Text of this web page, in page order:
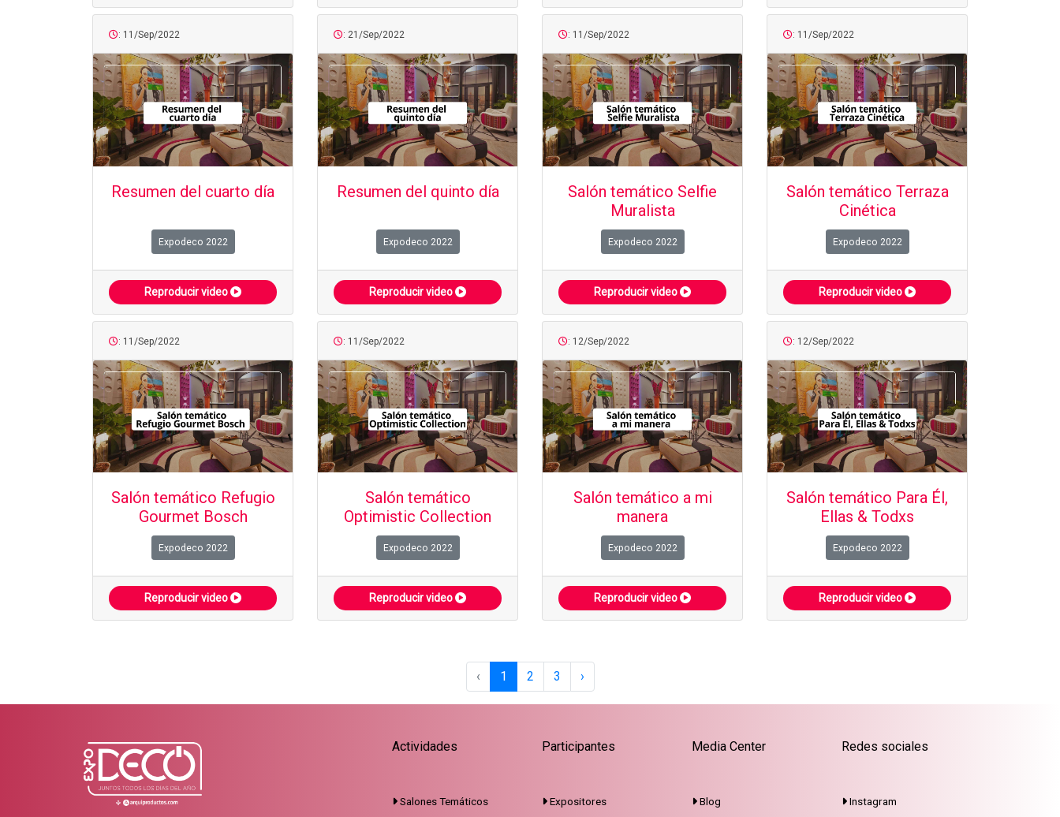
: 11/Sep/2022
Resumen del cuarto día
Expodeco 2022
Reproducir video
: 21/Sep/2022
Resumen del quinto día
Expodeco 2022
Reproducir video
: 11/Sep/2022
Salón temático Selfie
Muralista
Expodeco 2022
Reproducir video
: 11/Sep/2022
Salón temático Terraza
Cinética
Expodeco 2022
Reproducir video
: 11/Sep/2022
Salón temático Refugio
Gourmet Bosch
Expodeco 2022
Reproducir video
: 11/Sep/2022
Salón temático
Optimistic Collection
Expodeco 2022
Reproducir video
: 12/Sep/2022
Salón temático a mi
manera
Expodeco 2022
Reproducir video
: 12/Sep/2022
Salón temático Para Él,
Ellas & Todxs
Expodeco 2022
Reproducir video
‹ 1 2 3 ›
Actividades
Salones Temáticos
Participantes
Expositores
Media Center
Blog
Redes sociales
Instagram